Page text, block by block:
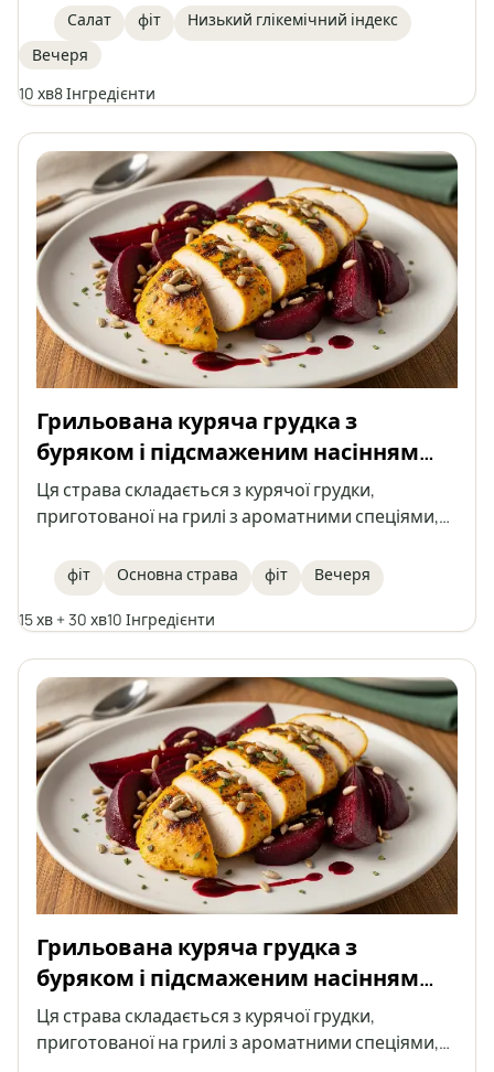
доповнює свіжа базилік та лимонна заправка.
Ідеально підходить для тих, хто дбає про
здоров'я та фігуру.
Салат фіт
Низький глікемічний індекс
Вечеря
10 хв8 Інгредієнти
Грильована куряча грудка з
буряком і підсмаженим насінням
соняшника
Ця страва складається з курячої грудки,
приготованої на грилі з ароматними спеціями,
соняшника, полита малиновим бальзамічним
оцтом. Ідеальний фіт-обід, який поєднує високу
кількість білка з легкістю овочів і хрусткістю
фіт Основна страва фіт Вечеря
15 хв + 30 хв10 Інгредієнти
Грильована куряча грудка з
буряком і підсмаженим насінням
соняшника
Ця страва складається з курячої грудки,
приготованої на грилі з ароматними спеціями,